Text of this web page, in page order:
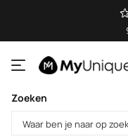
Zoeken